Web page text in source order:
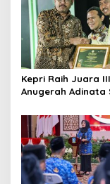
Kepri Raih Juara III
Anugerah Adinata
Syariah